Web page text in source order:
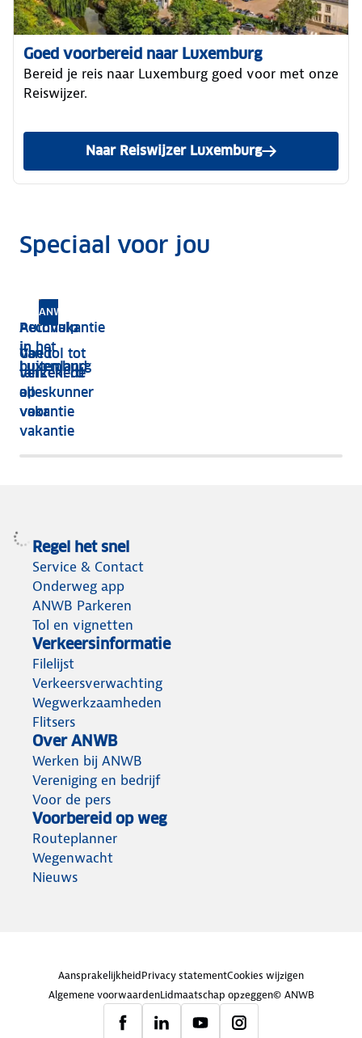
Goed voorbereid naar Luxemburg
Bereid je reis naar Luxemburg goed voor met onze
Reiswijzer.
Naar Reiswijzer Luxemburg
Speciaal voor jou
Pechhulp
in het
buitenland
Autovakantie
in
Luxemburg
Download de gratis app
Van tol tot
tanken: de
alleskunner
voor
vakantie
ANWB Reisverzekering
Goed
verzekerd
op
vakantie
Regel het snel
Service & Contact
Onderweg app
ANWB Parkeren
Tol en vignetten
Verkeersinformatie
Filelijst
Verkeersverwachting
Wegwerkzaamheden
Flitsers
Over ANWB
Werken bij ANWB
Vereniging en bedrijf
Voor de pers
Voorbereid op weg
Routeplanner
Wegenwacht
Nieuws
AansprakelijkheidPrivacy statementCookies wijzigen
Algemene voorwaardenLidmaatschap opzeggen© ANWB